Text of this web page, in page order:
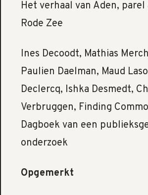
Het verhaal van Aden, parel
Rode Zee
Ines Decoodt, Mathias
Paulien Daelman, Maud
Declercq, Ishka Desmedt,
Verbruggen, Finding
Dagboek van een
onderzoek
Opgemerkt